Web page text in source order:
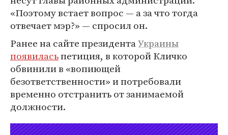
«Поэтому встает вопрос — а за что тогда
отвечает мэр?» — спросил он.
Ранее на сайте президентаУкраины
появиласьпетиция, в которой Кличко
обвинили в «вопиющей
безответственности» и потребовали
временно отстранить от занимаемой
должности.